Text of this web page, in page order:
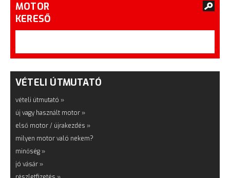
MOTOR
KERESŐ
VÉTELI ÚTMUTATÓ
vételi útmutató »
új vagy használt motor »
első motor / újrakezdés »
milyen motor való nekem?
minőség »
jó vásár »